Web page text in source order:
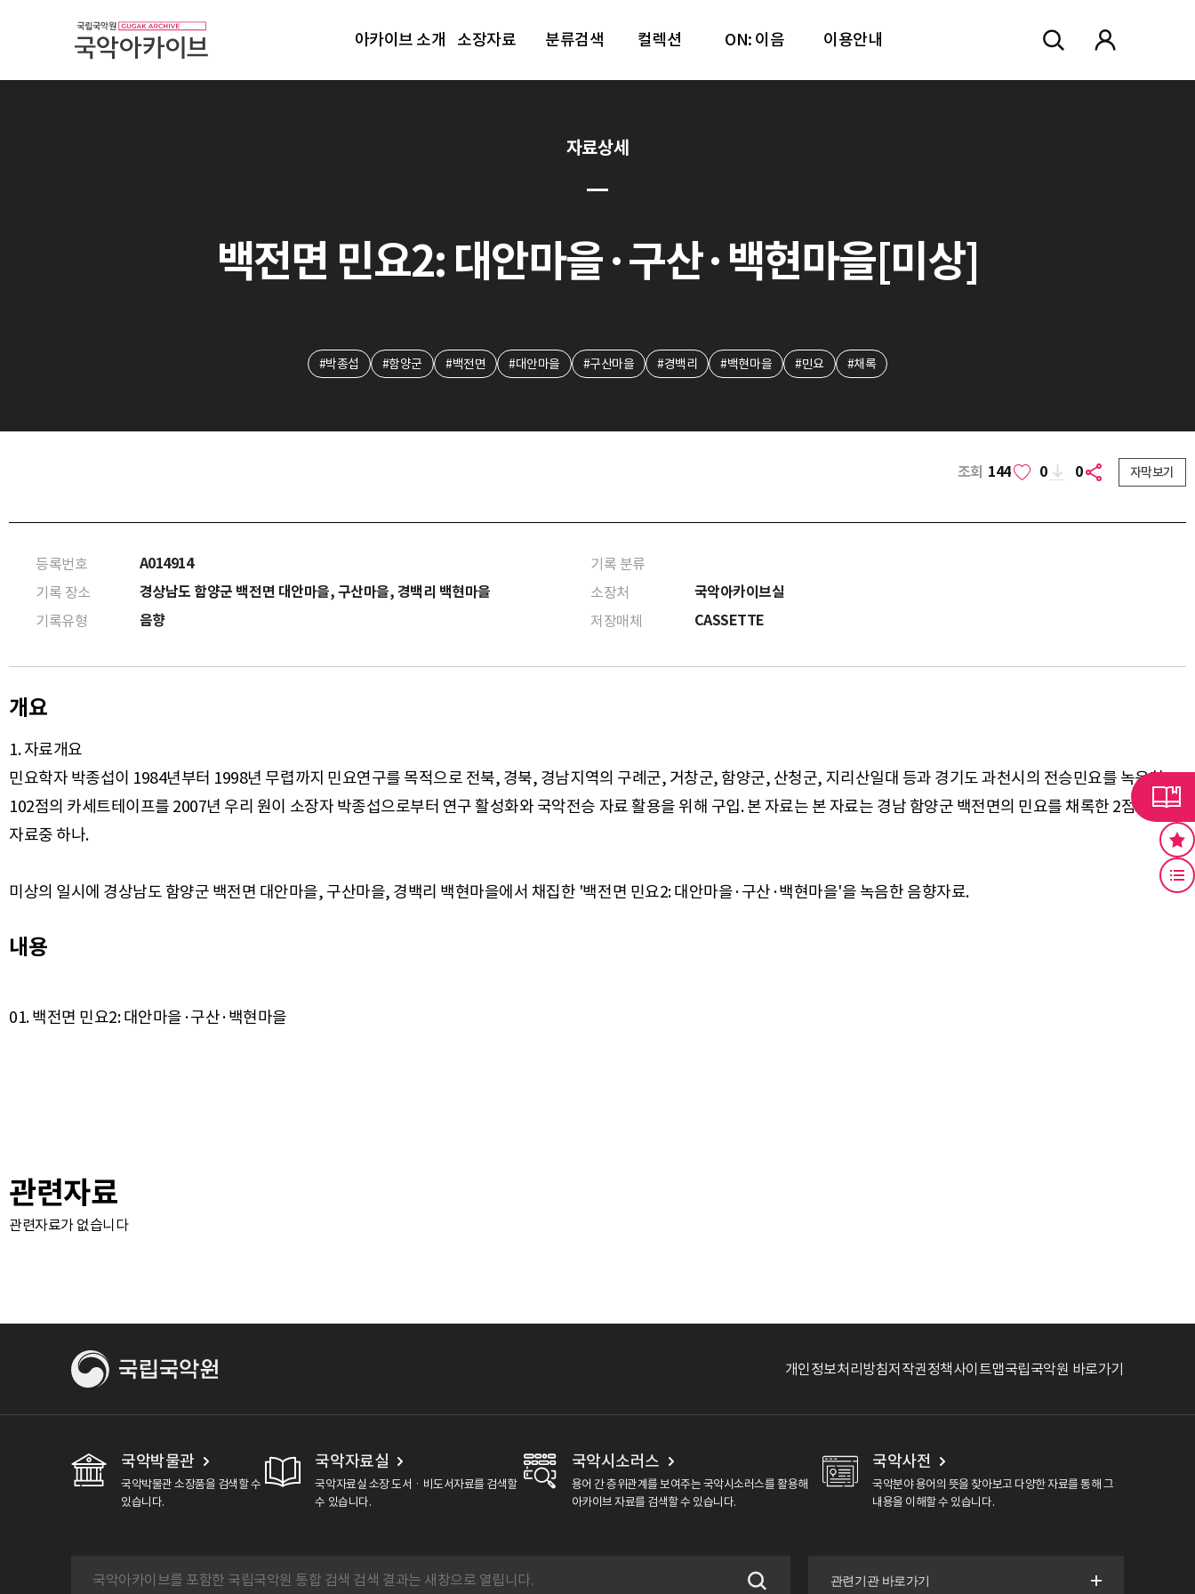
아카이브 소개 소장자료 분류검색 컬렉션 ON: 이음 이용안내
자료상세
백전면 민요2: 대안마을·구산·백현마을[미상]
#박종섭 #함양군 #백전면 #대안마을 #구산마을 #경백리 #백현마을 #민요 #채록
조회 144 0 0 자막보기
등록번호 A014914
기록 분류
기록 장소
경상남도 함양군 백전면 대안마을, 구산마을, 경백리 백현마을 소장처 국악아카이브실
기록유형 음향 저장매체 CASSETTE
개요
1. 자료개요
민요학자 박종섭이 1984년부터 1998년 무렵까지 민요연구를 목적으로 전북, 경북, 경남지역의 구례군, 거창군, 함양군, 산청군, 지리산일대 등과 경기도 과천시의 전승민요를 녹음한
102점의 카세트테이프를 2007년 우리 원이 소장자 박종섭으로부터 연구 활성화와 국악전승 자료 활용을 위해 구입. 본 자료는 본 자료는 경남 함양군 백전면의 민요를 채록한 2점의
자료중 하나.
미상의 일시에 경상남도 함양군 백전면 대안마을, 구산마을, 경백리 백현마을에서 채집한 '백전면 민요2: 대안마을·구산·백현마을'을 녹음한 음향자료.
내용
관련자료
관련자료가 없습니다
개인정보처리방침저작권정책사이트맵국립국악원 바로가기
국악박물관
국악박물관 소장품을 검색할 수
있습니다.
국악자료실
국악자료실 소장 도서ㆍ비도서자료를 검색할
수 있습니다.
국악시소러스
용어 간 층위관계를 보여주는 국악시소러스를 활용해
아카이브 자료를 검색할 수 있습니다.
국악사전
국악분야 용어의 뜻을 찾아보고 다양한 자료를 통해 그
내용을 이해할 수 있습니다.